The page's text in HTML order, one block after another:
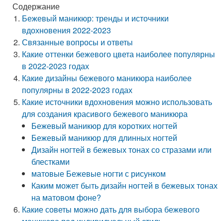
Содержание
Бежевый маникюр: тренды и источники
вдохновения 2022-2023
Связанные вопросы и ответы
Какие оттенки бежевого цвета наиболее популярны
в 2022-2023 годах
Какие дизайны бежевого маникюра наиболее
популярны в 2022-2023 годах
Какие источники вдохновения можно использовать
для создания красивого бежевого маникюра
Бежевый маникюр для коротких ногтей
Бежевый маникюр для длинных ногтей
Дизайн ногтей в бежевых тонах со стразами или
блестками
матовые Бежевые ногти с рисунком
Каким может быть дизайн ногтей в бежевых тонах
на матовом фоне?
Какие советы можно дать для выбора бежевого